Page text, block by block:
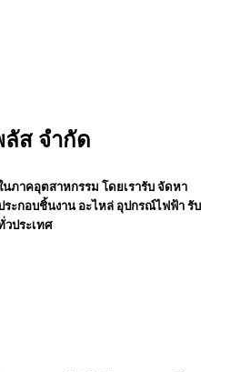
ส จำกัด
นภาคอุตสาหกรรม โดยเรารับ จัดหา
ระกอบชิ้นงาน อะไหล่ อุปกรณ์ไฟฟ้า รับ
วประเทศ